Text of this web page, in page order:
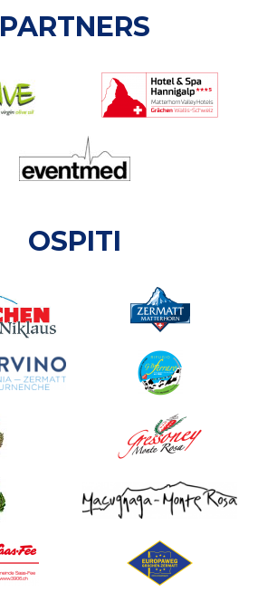
PARTNERS
OSPITI